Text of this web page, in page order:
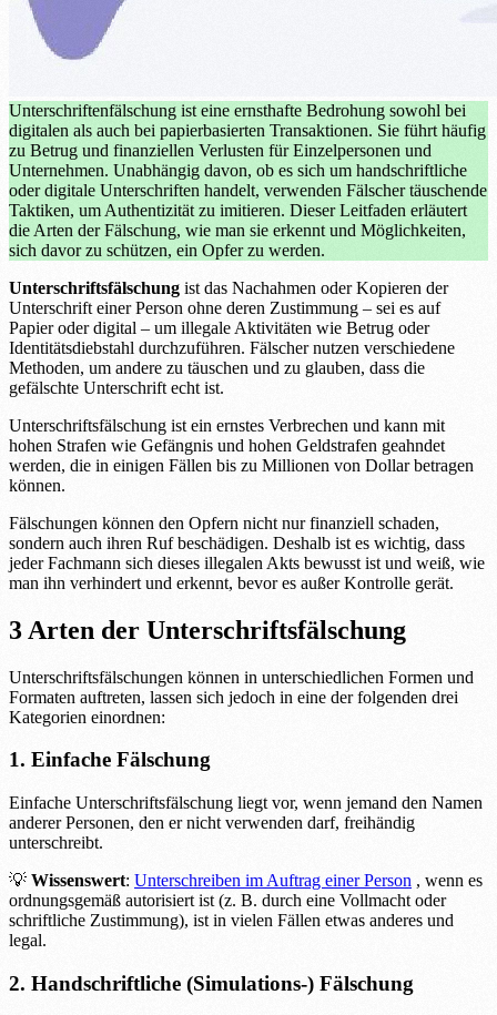
Unterschriftenfälschung ist eine ernsthafte Bedrohung sowohl bei
digitalen als auch bei papierbasierten Transaktionen. Sie führt häufig
zu Betrug und finanziellen Verlusten für Einzelpersonen und
Unternehmen. Unabhängig davon, ob es sich um handschriftliche
oder digitale Unterschriften handelt, verwenden Fälscher täuschende
Taktiken, um Authentizität zu imitieren. Dieser Leitfaden erläutert
die Arten der Fälschung, wie man sie erkennt und Möglichkeiten,
sich davor zu schützen, ein Opfer zu werden.
Unterschriftsfälschung ist das Nachahmen oder Kopieren der
Unterschrift einer Person ohne deren Zustimmung – sei es auf
Papier oder digital – um illegale Aktivitäten wie Betrug oder
Identitätsdiebstahl durchzuführen. Fälscher nutzen verschiedene
Methoden, um andere zu täuschen und zu glauben, dass die
gefälschte Unterschrift echt ist.
Unterschriftsfälschung ist ein ernstes Verbrechen und kann mit
hohen Strafen wie Gefängnis und hohen Geldstrafen geahndet
werden, die in einigen Fällen bis zu Millionen von Dollar betragen
können.
Fälschungen können den Opfern nicht nur finanziell schaden,
sondern auch ihren Ruf beschädigen. Deshalb ist es wichtig, dass
jeder Fachmann sich dieses illegalen Akts bewusst ist und weiß, wie
man ihn verhindert und erkennt, bevor es außer Kontrolle gerät.
3 Arten der Unterschriftsfälschung
Unterschriftsfälschungen können in unterschiedlichen Formen und
Formaten auftreten, lassen sich jedoch in eine der folgenden drei
Kategorien einordnen:
1. Einfache Fälschung
Einfache Unterschriftsfälschung liegt vor, wenn jemand den Namen
anderer Personen, den er nicht verwenden darf, freihändig
unterschreibt.
💡 Wissenswert: Unterschreiben im Auftrag einer Person , wenn es
ordnungsgemäß autorisiert ist (z. B. durch eine Vollmacht oder
schriftliche Zustimmung), ist in vielen Fällen etwas anderes und
legal.
2. Handschriftliche (Simulations-) Fälschung